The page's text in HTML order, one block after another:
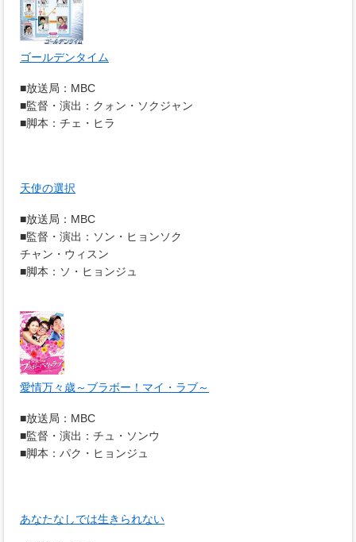
ゴールデンタイム
■放送局：MBC
■監督・演出：クォン・ソクジャン
■脚本：チェ・ヒラ
天使の選択
■放送局：MBC
■監督・演出：ソン・ヒョンソク
チャン・ウィスン
■脚本：ソ・ヒョンジュ
愛情万々歳～ブラボー！マイ・ラブ～
■放送局：MBC
■監督・演出：チュ・ソンウ
■脚本：パク・ヒョンジュ
あなたなしでは生きられない